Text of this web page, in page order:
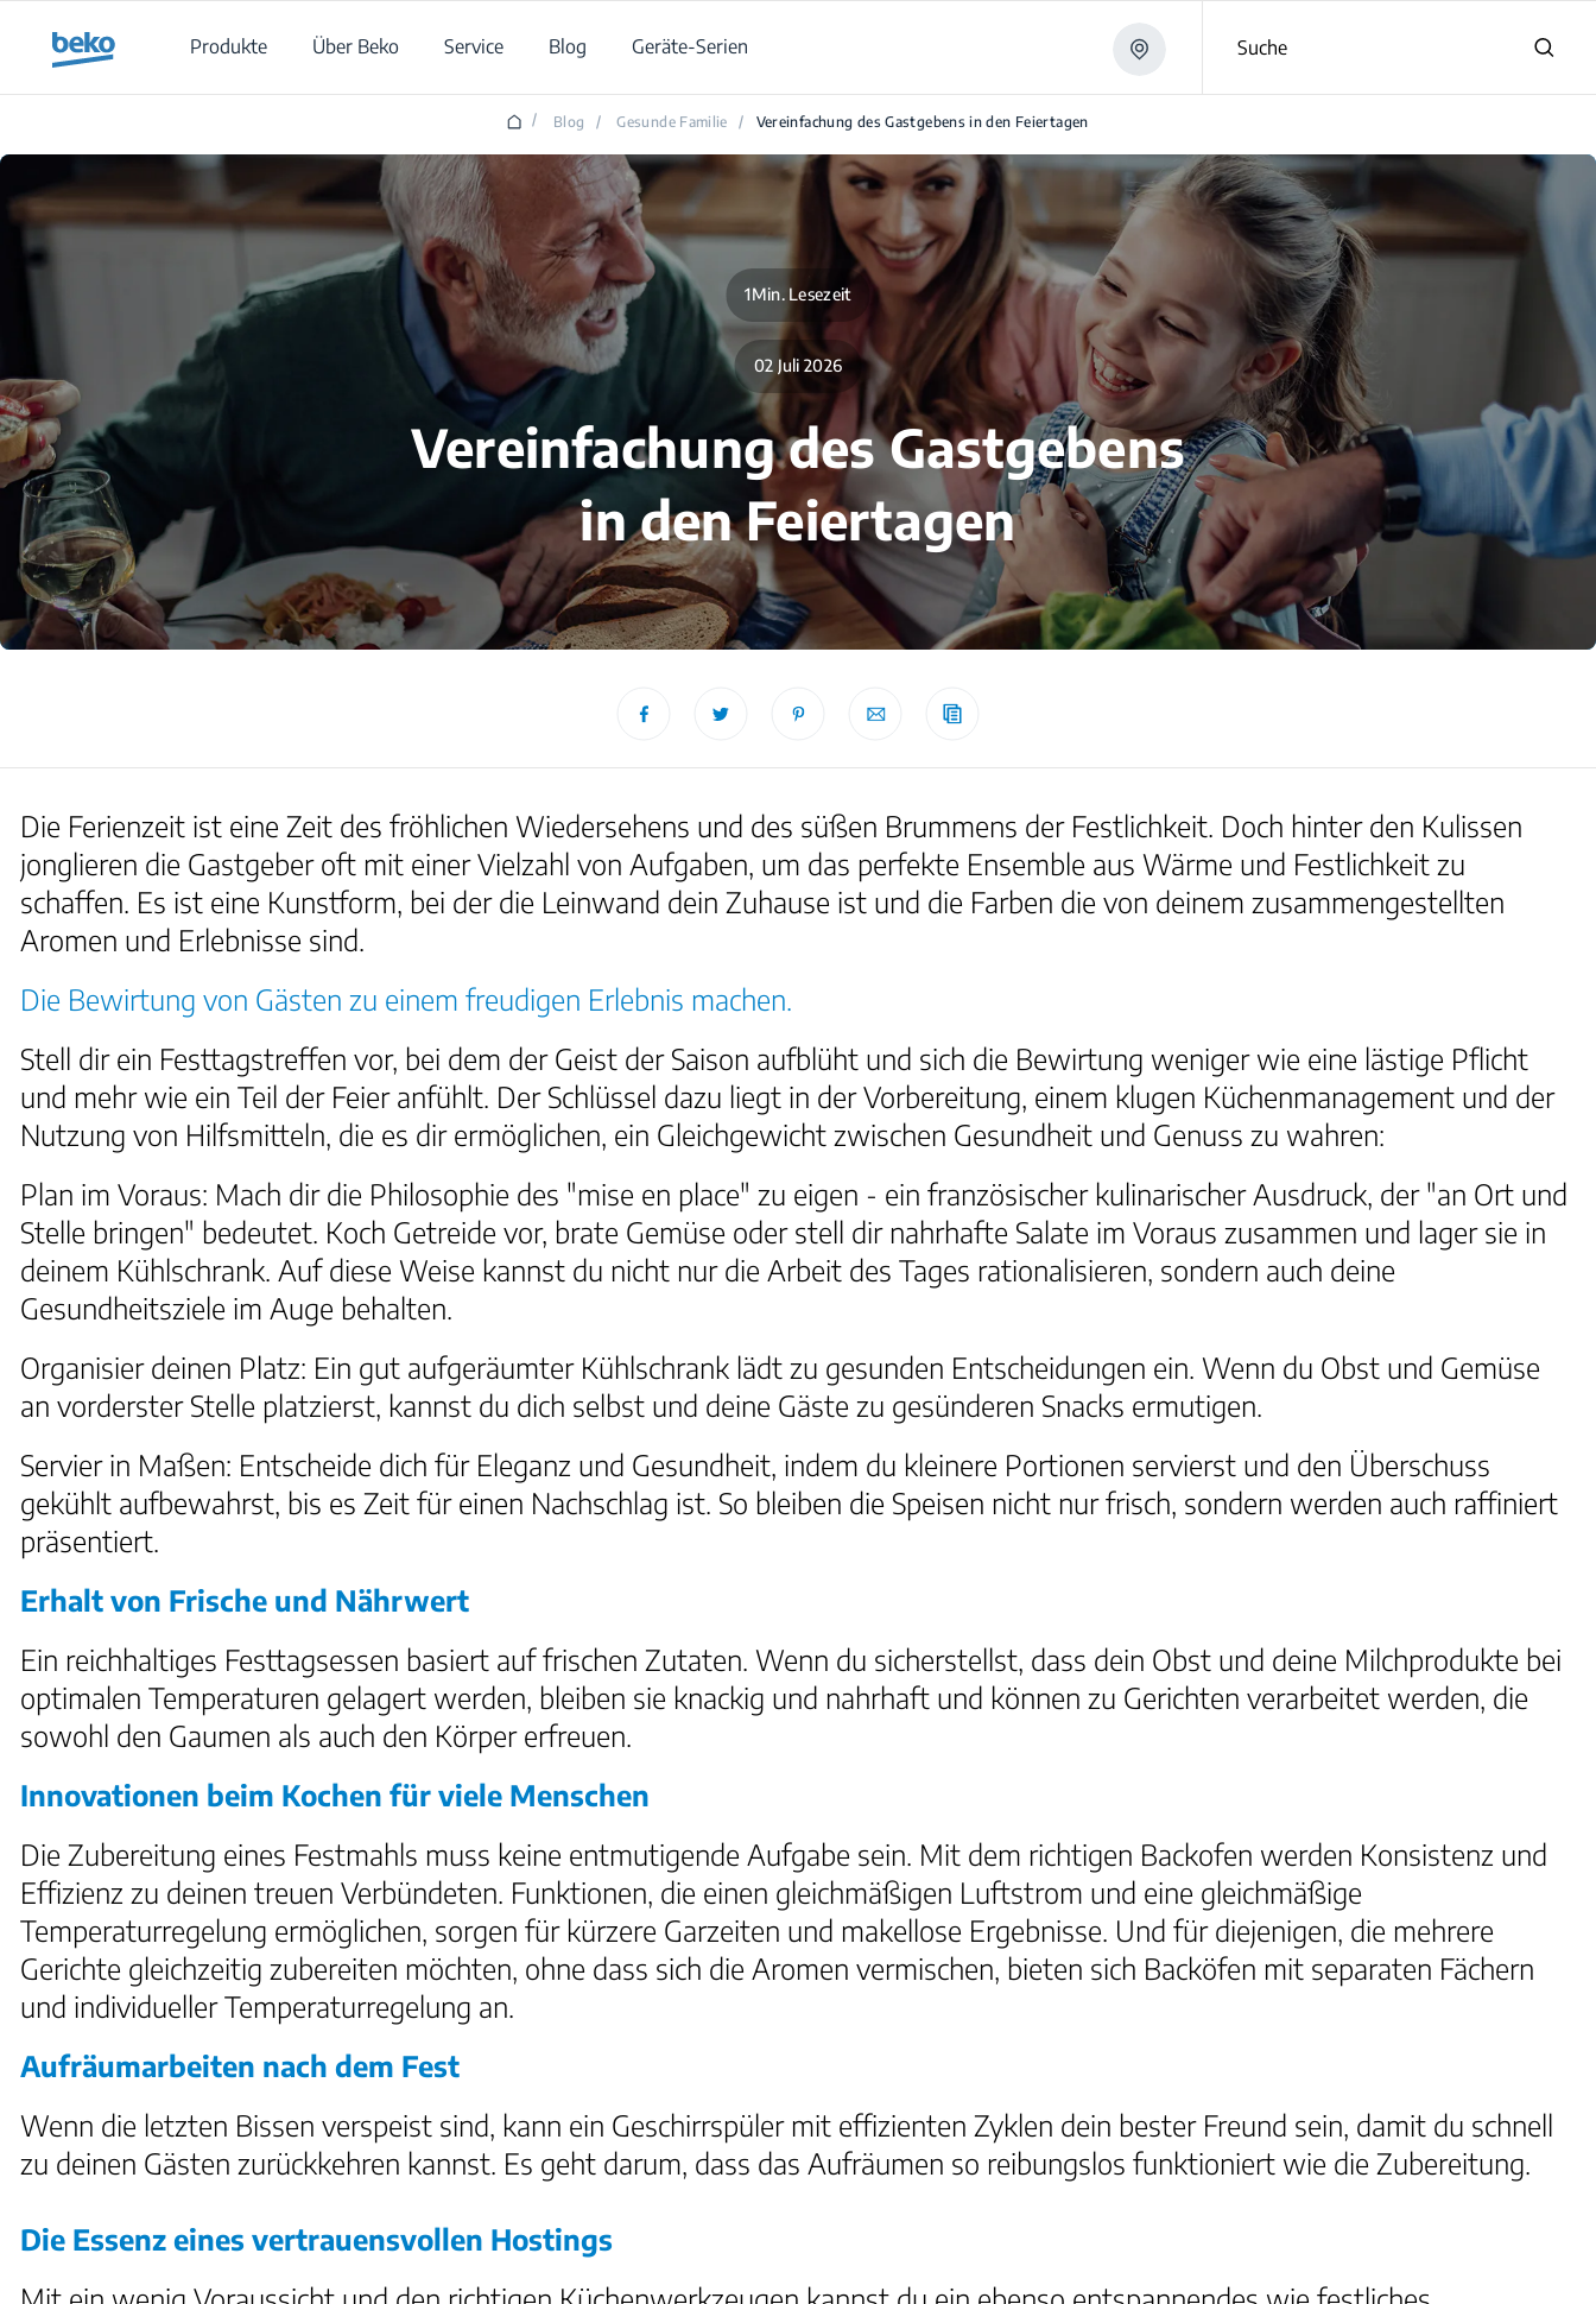
Produkte
Über Beko Service Blog Geräte-Serien Suche
/ Blog / Gesunde Familie / Vereinfachung des Gastgebens in den Feiertagen
1Min. Lesezeit
02 Juli 2026
Vereinfachung des Gastgebens
in den Feiertagen
Die Ferienzeit ist eine Zeit des fröhlichen Wiedersehens und des süßen Brummens der Festlichkeit. Doch hinter den Kulissen
jonglieren die Gastgeber oft mit einer Vielzahl von Aufgaben, um das perfekte Ensemble aus Wärme und Festlichkeit zu
schaffen. Es ist eine Kunstform, bei der die Leinwand dein Zuhause ist und die Farben die von deinem zusammengestellten
Aromen und Erlebnisse sind.
Die Bewirtung von Gästen zu einem freudigen Erlebnis machen.
Stell dir ein Festtagstreffen vor, bei dem der Geist der Saison aufblüht und sich die Bewirtung weniger wie eine lästige Pflicht
und mehr wie ein Teil der Feier anfühlt. Der Schlüssel dazu liegt in der Vorbereitung, einem klugen Küchenmanagement und der
Nutzung von Hilfsmitteln, die es dir ermöglichen, ein Gleichgewicht zwischen Gesundheit und Genuss zu wahren:
Plan im Voraus: Mach dir die Philosophie des "mise en place" zu eigen - ein französischer kulinarischer Ausdruck, der "an Ort und
Stelle bringen" bedeutet. Koch Getreide vor, brate Gemüse oder stell dir nahrhafte Salate im Voraus zusammen und lager sie in
deinem Kühlschrank. Auf diese Weise kannst du nicht nur die Arbeit des Tages rationalisieren, sondern auch deine
Gesundheitsziele im Auge behalten.
Organisier deinen Platz: Ein gut aufgeräumter Kühlschrank lädt zu gesunden Entscheidungen ein. Wenn du Obst und Gemüse
an vorderster Stelle platzierst, kannst du dich selbst und deine Gäste zu gesünderen Snacks ermutigen.
Servier in Maßen: Entscheide dich für Eleganz und Gesundheit, indem du kleinere Portionen servierst und den Überschuss
gekühlt aufbewahrst, bis es Zeit für einen Nachschlag ist. So bleiben die Speisen nicht nur frisch, sondern werden auch raffiniert
präsentiert.
Erhalt von Frische und Nährwert
Ein reichhaltiges Festtagsessen basiert auf frischen Zutaten. Wenn du sicherstellst, dass dein Obst und deine Milchprodukte bei
optimalen Temperaturen gelagert werden, bleiben sie knackig und nahrhaft und können zu Gerichten verarbeitet werden, die
sowohl den Gaumen als auch den Körper erfreuen.
Innovationen beim Kochen für viele Menschen
Die Zubereitung eines Festmahls muss keine entmutigende Aufgabe sein. Mit dem richtigen Backofen werden Konsistenz und
Effizienz zu deinen treuen Verbündeten. Funktionen, die einen gleichmäßigen Luftstrom und eine gleichmäßige
Temperaturregelung ermöglichen, sorgen für kürzere Garzeiten und makellose Ergebnisse. Und für diejenigen, die mehrere
Gerichte gleichzeitig zubereiten möchten, ohne dass sich die Aromen vermischen, bieten sich Backöfen mit separaten Fächern
und individueller Temperaturregelung an.
Aufräumarbeiten nach dem Fest
Wenn die letzten Bissen verspeist sind, kann ein Geschirrspüler mit effizienten Zyklen dein bester Freund sein, damit du schnell
zu deinen Gästen zurückkehren kannst. Es geht darum, dass das Aufräumen so reibungslos funktioniert wie die Zubereitung.
Die Essenz eines vertrauensvollen Hostings